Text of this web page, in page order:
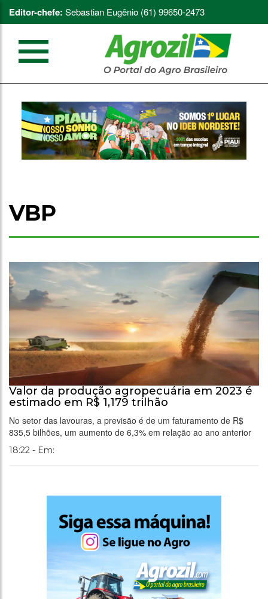
Editor-chefe: Sebastian Eugênio (61) 99650-2473
VBP
Valor da produção agropecuária em 2023 é
estimado em R$ 1,179 trilhão
No setor das lavouras, a previsão é de um faturamento de R$
835,5 bilhões, um aumento de 6,3% em relação ao ano anterior
18:22 - Em: